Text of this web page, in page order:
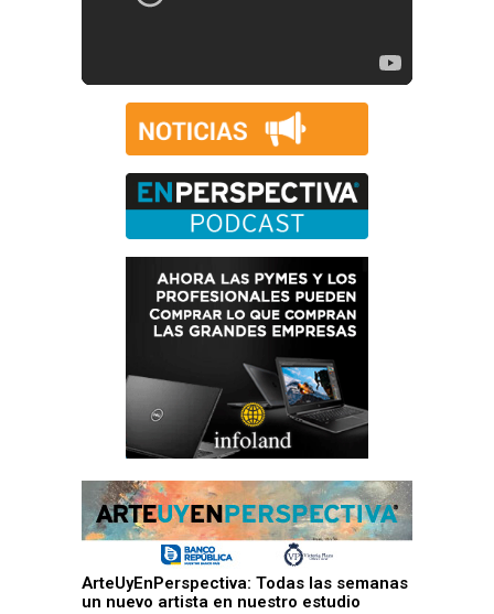
ArteUyEnPerspectiva: Todas las semanas
un nuevo artista en nuestro estudio